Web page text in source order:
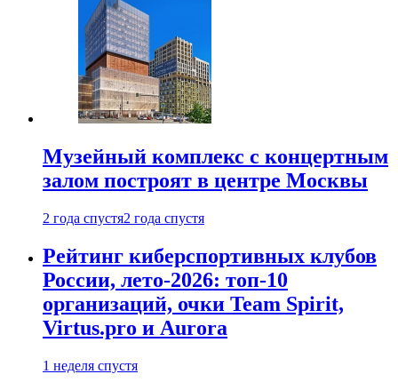
Музейный комплекс с концертным
залом построят в центре Москвы
2 года спустя2 года спустя
Рейтинг киберспортивных клубов
России, лето-2026: топ-10
организаций, очки Team Spirit,
Virtus.pro и Aurora
1 неделя спустя